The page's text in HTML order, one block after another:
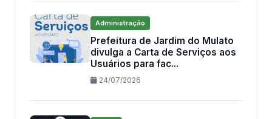
Administração
Prefeitura de Jardim do Mulato
divulga a Carta de Serviços aos
Usuários para fac...
24/07/2026